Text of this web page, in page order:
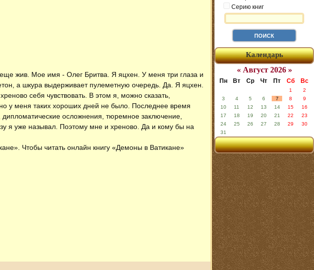
жив. Мое имя - Олег Бритва. Я яцхен. У меня три глаза и
а шкура выдерживает пулеметную очередь. Да. Я яцхен.
себя чувствовать. В этом я, можно сказать,
у меня таких хороших дней не было. Последнее время
осложнения, тюремное заключение,
я уже называл. Поэтому мне и хреново. Да и кому бы на
. Чтобы читать онлайн книгу «Демоны в Ватикане»
Серию книг
Календарь
« Август 2026 »
Пн Вт Ср Чт Пт Сб Вс
1
2
3
4 5 6 7 8
9
10
11 12 13 14 15
16
17
18 19 20 21 22
23
24
25 26 27 28 29
30
31